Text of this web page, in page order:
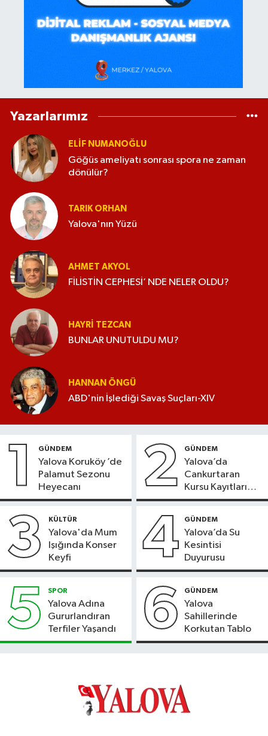
Yazarlarımız
ELİF NUMANOĞLU
Göğüs ameliyatı sonrası spora ne zaman
dönülür?
TARIK ORHAN
Yalova'nın Yüzü
AHMET AKYOL
FİLİSTİN CEPHESİ’ NDE NELER OLDU?
HAYRI TEZCAN
BUNLAR UNUTULDU MU?
HANNAN ÖNGÜ
ABD'nin İşlediği Savaş Suçları-XIV
1 GÜNDEM
Yalova Koruköy ’de
Palamut Sezonu
Heyecanı
2 GÜNDEM
Yalova’da
Cankurtaran
Kursu Kayıtları
Başladı
3 KÜLTÜR
Yalova'da Mum
Işığında Konser
Keyfi
4 GÜNDEM
Yalova’da Su
Kesintisi
Duyurusu
5 SPOR
Yalova Adına
Gururlandıran
Terfiler Yaşandı
6 GÜNDEM
Yalova
Sahillerinde
Korkutan Tablo